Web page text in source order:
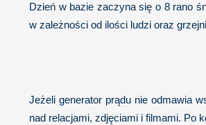
Dzień w bazie zaczyna się o 8 rano
w zależności od ilości ludzi oraz
Jeżeli generator prądu nie odmawia
nad relacjami, zdjęciami i filmami. Po